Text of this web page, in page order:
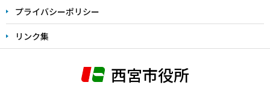
プライバシーポリシー
リンク集
西宮市役所